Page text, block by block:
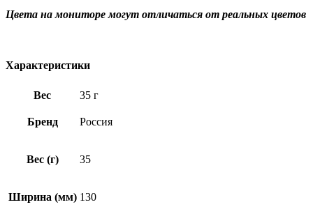
Цвета на мониторе могут отличаться от реальных цветов
Характеристики
Вес 35 г
Бренд Россия
Вес (г) 35
Ширина (мм) 130